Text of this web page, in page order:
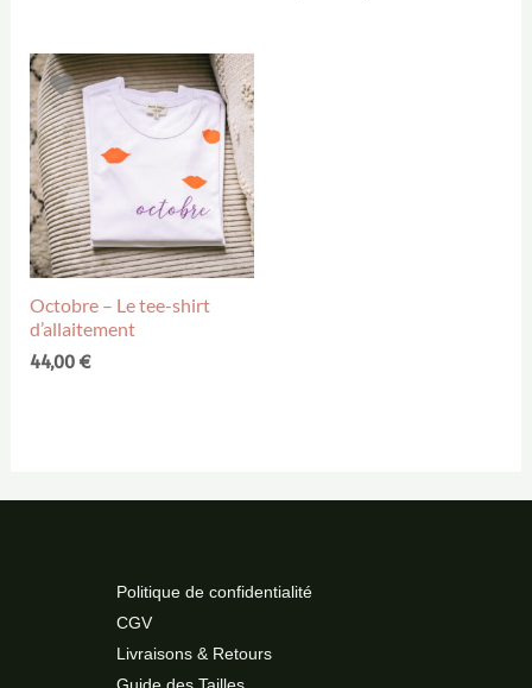
Octobre – Le tee-shirt
d’allaitement
44,00 €
Politique de confidentialité
CGV
Livraisons & Retours